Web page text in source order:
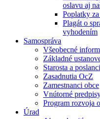
oslavu aj
Poplatky
Plagát o
vyhodením
Samospráva
Všeobecné
Základné
Starosta a
Zasadnutia OcZ
Zamestnanci obce
Vnútorné
Program rozvoja
Úrad